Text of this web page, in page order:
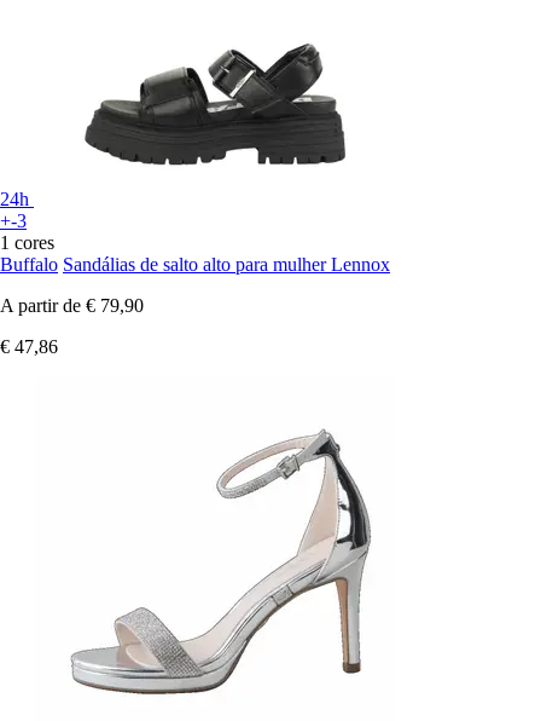
24h
+-3
1 cores
Buffalo Sandálias de salto alto para mulher Lennox
A partir de € 79,90
€ 47,86